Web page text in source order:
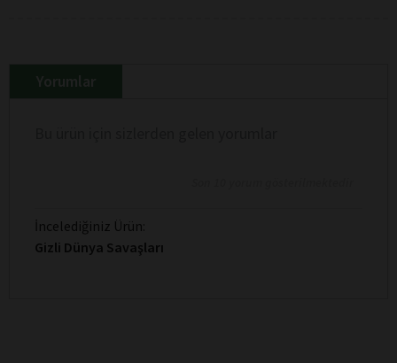
İncelediğiniz Ürün:
Gizli Dünya Savaşları